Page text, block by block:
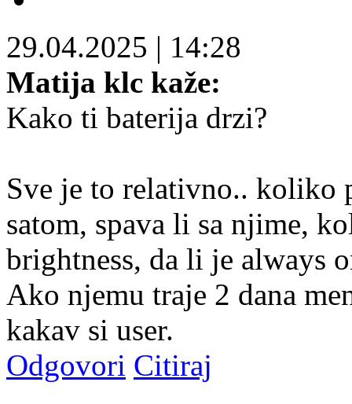
29.04.2025 | 14:28
Matija klc kaže:
Kako ti baterija drzi?
Sve je to relativno.. koliko
satom, spava li sa njime,
brightness, da li je always
Ako njemu traje 2 dana
kakav si user.
Odgovori Citiraj